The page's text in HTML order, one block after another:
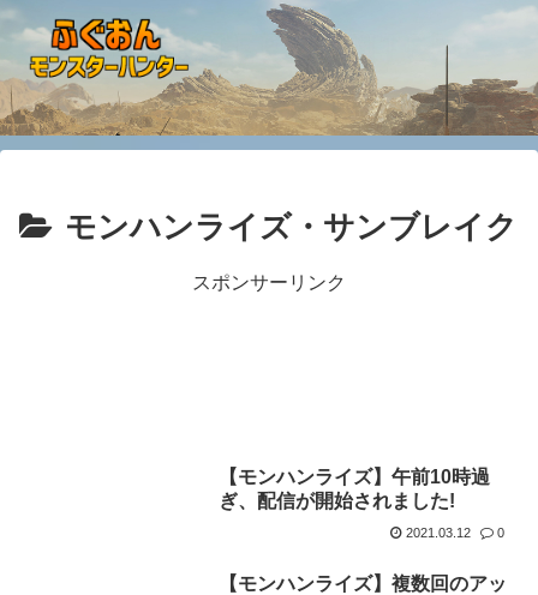
モンハンライズ・サンブレイク
スポンサーリンク
【モンハンライズ】午前10時過
ぎ、配信が開始されました!
2021.03.12 0
【モンハンライズ】複数回のアッ